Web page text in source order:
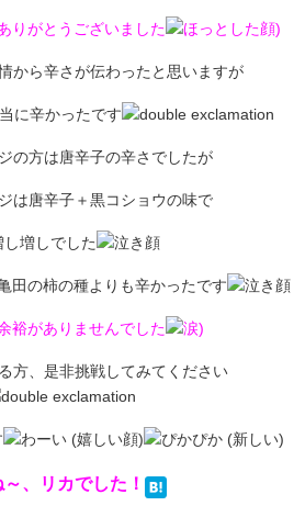
りがとうございました )
から辛さが伝わったと思いますが
に辛かったです
の方は唐辛子の辛さでしたが
は唐辛子＋黒コショウの味で
し増しでした
田の柿の種よりも辛かったです
裕がありませんでした )
方、是非挑戦してみてください
、リカでした！